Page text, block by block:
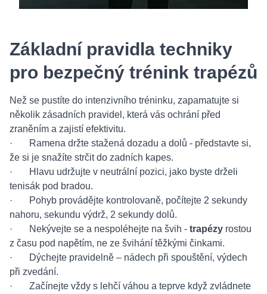
Základní pravidla techniky
pro bezpečný trénink trapézů
Než se pustíte do intenzivního tréninku, zapamatujte si
několik zásadních pravidel, která vás ochrání před
zraněním a zajistí efektivitu.
· Ramena držte stažená dozadu a dolů - představte si,
že si je snažíte strčit do zadních kapes.
· Hlavu udržujte v neutrální pozici, jako byste drželi
tenisák pod bradou.
· Pohyb provádějte kontrolovaně, počítejte 2 sekundy
nahoru, sekundu výdrž, 2 sekundy dolů.
· Nekývejte se a nespoléhejte na švih - trapézy rostou
z času pod napětím, ne ze švihání těžkými činkami.
· Dýchejte pravidelně – nádech při spouštění, výdech
při zvedání.
· Začínejte vždy s lehčí váhou a teprve když zvládnete